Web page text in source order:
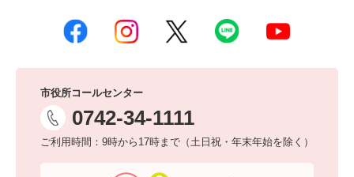
市役所コールセンター
0742-34-1111
ご利用時間：9時から17時まで（土日祝・年末年始を除く）